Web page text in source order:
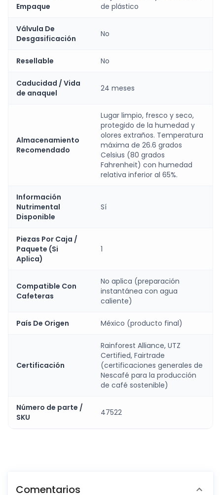
Empaque
de plástico
Válvula De
Desgasificación
No
Resellable No
Caducidad / Vida
de anaquel
24 meses
Almacenamiento
Recomendado
Lugar limpio, fresco y seco,
protegido de la humedad y
olores extraños. Temperatura
máxima de 26.6 grados
Celsius (80 grados
Fahrenheit) con humedad
relativa inferior al 65%.
Información
Nutrimental
Disponible
Sí
Piezas Por Caja /
Paquete (Si
Aplica)
1
Compatible Con
Cafeteras
No aplica (preparación
instantánea con agua
caliente)
País De Origen México (producto final)
Certificación
Rainforest Alliance, UTZ
Certified, Fairtrade
(certificaciones generales de
Nescafé para la producción
de café sostenible)
Número de parte /
SKU
47522
Comentarios